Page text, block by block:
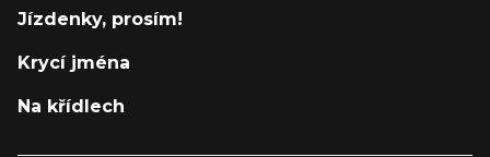
Jízdenky, prosím!
Krycí jména
Na křídlech